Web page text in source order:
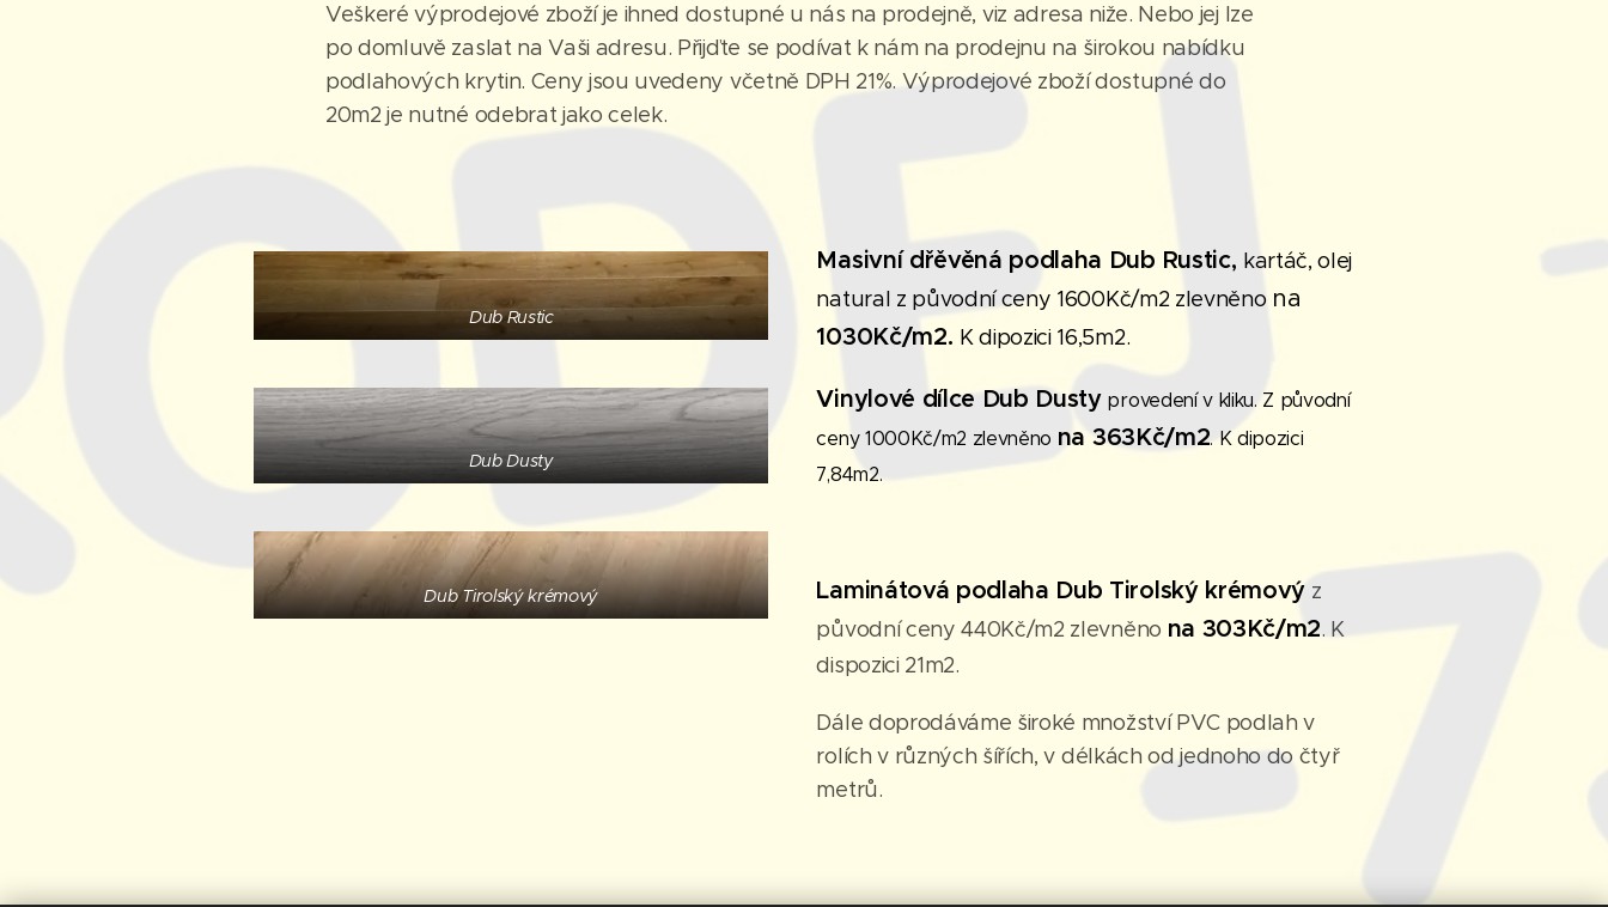
Veškeré výprodejové zboží je ihned dostupné u nás na prodejně, viz adresa niže. Nebo jej lze
po domluvě zaslat na Vaši adresu. Přijďte se podívat k nám na prodejnu na širokou nabídku
podlahových krytin. Ceny jsou uvedeny včetně DPH 21%. Výprodejové zboží dostupné do
20m2 je nutné odebrat jako celek.
Dub Rustic
Dub Dusty
Dub Tirolský krémový
Masivní dřěvěná podlaha Dub Rustic, kartáč, olej
natural z původní ceny 1600Kč/m2 zlevněno na
1030Kč/m2. K dipozici 16,5m2.
Vinylové dílce Dub Dustyprovedení v kliku. Z původní
ceny 1000Kč/m2 zlevněno na 363Kč/m2. K dipozici
7,84m2.
Laminátová podlaha Dub Tirolský krémový z
původní ceny 440Kč/m2 zlevněno na 303Kč/m2. K
dispozici 21m2.
Dále doprodáváme široké množství PVC podlah v
rolích v různých šířích, v délkách od jednoho do čtyř
metrů.